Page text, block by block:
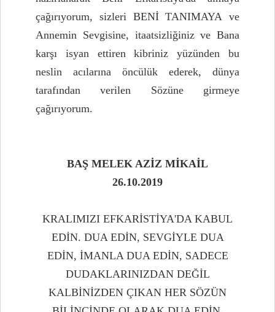
çağırıyorum, sizleri BENİ TANIMAYA ve
Annemin Sevgisine, itaatsizliğiniz ve Bana
karşı isyan ettiren kibriniz yüzünden bu
neslin acılarına öncülük ederek, dünya
tarafından verilen Sözüne girmeye
çağırıyorum.
BAŞ MELEK AZİZ MİKAİL
26.10.2019
KRALIMIZI EFKARİSTİYA'DA KABUL
EDİN. DUA EDİN, SEVGİYLE DUA
EDİN, İMANLA DUA EDİN, SADECE
DUDAKLARINIZDAN DEĞİL
KALBİNİZDEN ÇIKAN HER SÖZÜN